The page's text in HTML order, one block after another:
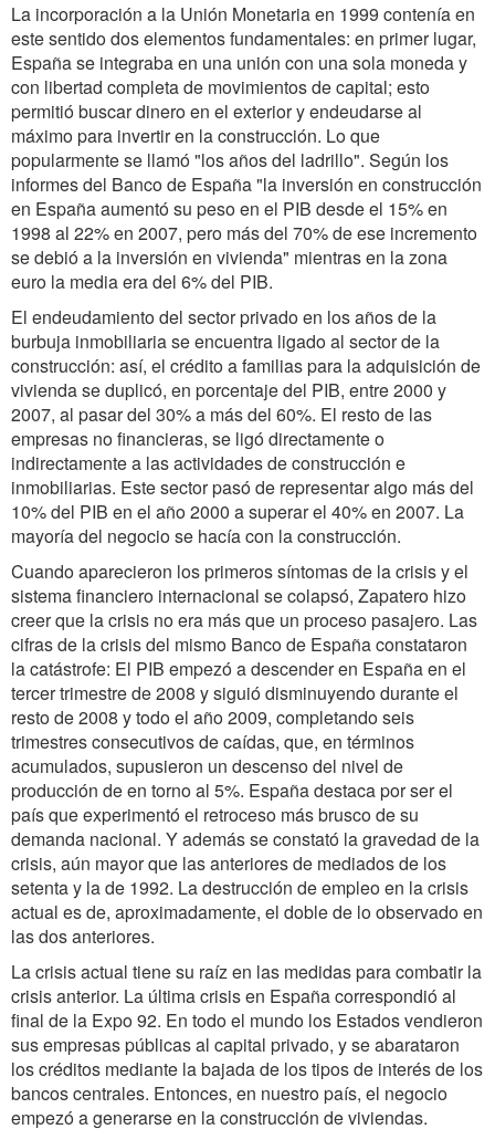
La incorporación a la Unión Monetaria en 1999 contenía en
este sentido dos elementos fundamentales: en primer lugar,
España se integraba en una unión con una sola moneda y
con libertad completa de movimientos de capital; esto
permitió buscar dinero en el exterior y endeudarse al
máximo para invertir en la construcción. Lo que
popularmente se llamó "los años del ladrillo". Según los
informes del Banco de España "la inversión en construcción
en España aumentó su peso en el PIB desde el 15% en
1998 al 22% en 2007, pero más del 70% de ese incremento
se debió a la inversión en vivienda" mientras en la zona
euro la media era del 6% del PIB.
El endeudamiento del sector privado en los años de la
burbuja inmobiliaria se encuentra ligado al sector de la
construcción: así, el crédito a familias para la adquisición de
vivienda se duplicó, en porcentaje del PIB, entre 2000 y
2007, al pasar del 30% a más del 60%. El resto de las
empresas no financieras, se ligó directamente o
indirectamente a las actividades de construcción e
inmobiliarias. Este sector pasó de representar algo más del
10% del PIB en el año 2000 a superar el 40% en 2007. La
mayoría del negocio se hacía con la construcción.
Cuando aparecieron los primeros síntomas de la crisis y el
sistema financiero internacional se colapsó, Zapatero hizo
creer que la crisis no era más que un proceso pasajero. Las
cifras de la crisis del mismo Banco de España constataron
la catástrofe: El PIB empezó a descender en España en el
tercer trimestre de 2008 y siguió disminuyendo durante el
resto de 2008 y todo el año 2009, completando seis
trimestres consecutivos de caídas, que, en términos
acumulados, supusieron un descenso del nivel de
producción de en torno al 5%. España destaca por ser el
país que experimentó el retroceso más brusco de su
demanda nacional. Y además se constató la gravedad de la
crisis, aún mayor que las anteriores de mediados de los
setenta y la de 1992. La destrucción de empleo en la crisis
actual es de, aproximadamente, el doble de lo observado en
las dos anteriores.
La crisis actual tiene su raíz en las medidas para combatir la
crisis anterior. La última crisis en España correspondió al
final de la Expo 92. En todo el mundo los Estados vendieron
sus empresas públicas al capital privado, y se abarataron
los créditos mediante la bajada de los tipos de interés de los
bancos centrales. Entonces, en nuestro país, el negocio
empezó a generarse en la construcción de viviendas.